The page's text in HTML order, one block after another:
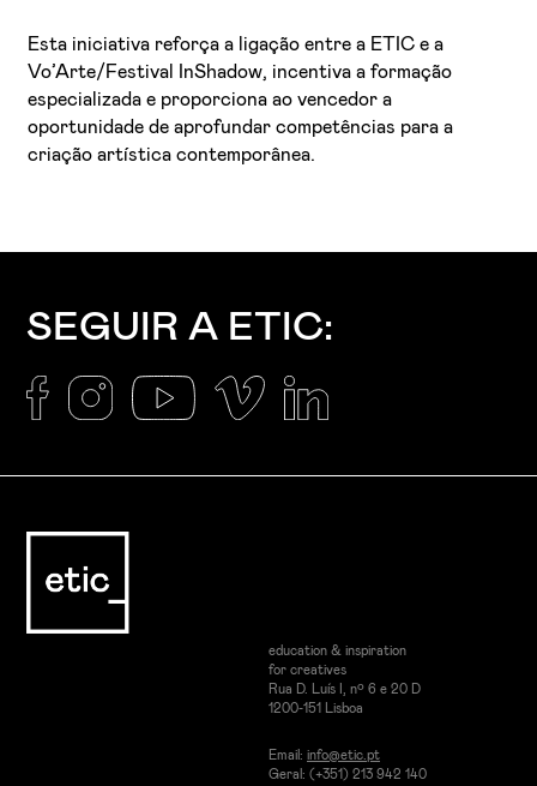
Esta iniciativa reforça a ligação entre a ETIC e a
Vo’Arte/Festival InShadow, incentiva a formação
especializada e proporciona ao vencedor a
oportunidade de aprofundar competências para a
criação artística contemporânea.
SEGUIR A ETIC:
education & inspiration
for creatives
Rua D. Luís I, nº 6 e 20 D
1200-151 Lisboa
Email: info@etic.pt
Geral: (+351) 213 942 140